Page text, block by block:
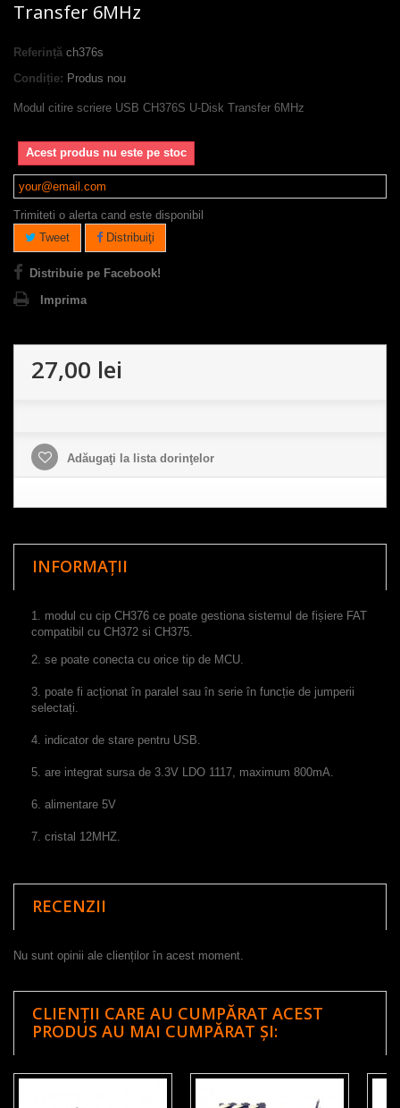
Transfer 6MHz
Referință ch376s
Condiție: Produs nou
Modul citire scriere USB CH376S U-Disk Transfer 6MHz
Acest produs nu este pe stoc
Trimiteti o alerta cand este disponibil
Tweet
Distribuiţi
Distribuie pe Facebook!
Imprima
27,00 lei
Adăugaţi la lista dorinţelor
INFORMAȚII
1 modul cu cip CH376 ce poate gestiona sistemul de fișiere FAT
compatibil cu CH372 si CH375
2. se poate conecta cu orice tip de MCU
3 poate fi acționat în paralel sau în serie în funcție de jumperii
selectați
4 indicator de stare pentru USB
5 are integrat sursa de 3.3V LDO 1117 maximum 800mA
6. alimentare 5V
7. cristal 12MHZ
RECENZII
Nu sunt opinii ale clienților în acest moment.
CLIENȚII CARE AU CUMPĂRAT ACEST
PRODUS AU MAI CUMPĂRAT ȘI: